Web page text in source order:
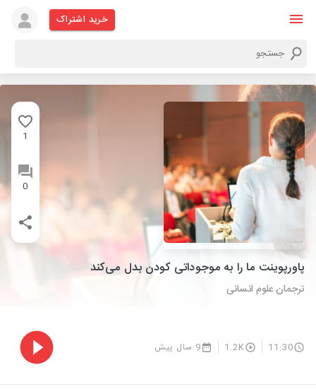
خرید اشتراک
1
0
پاورپوینت ما را به موجوداتی کودن بدل می‌کند
ترجمان علوم انسانی
11:30
1.2K 9 سال پیش